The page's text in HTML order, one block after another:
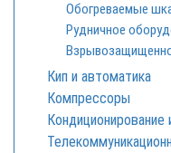
Обогреваемые
Рудничное
Кип и автоматика
Компрессоры